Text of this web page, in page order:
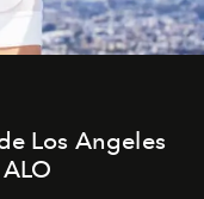
Los Angeles